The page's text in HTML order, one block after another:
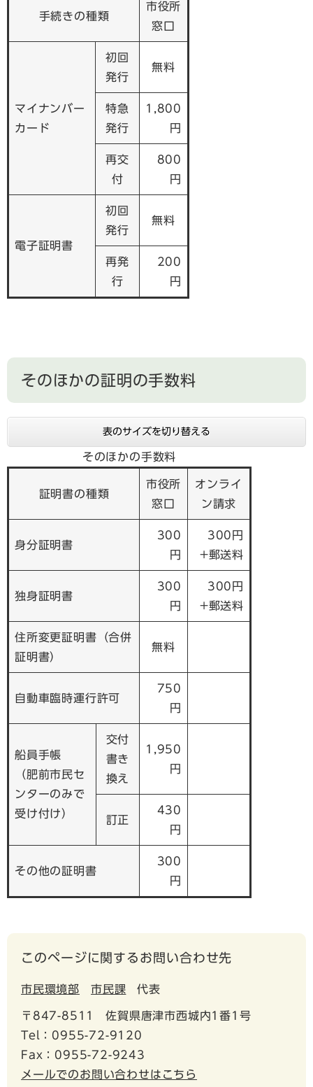
手続きの種類
市役所
窓口
マイナンバー
カード
初回
発行
無料
特急
発行
1,800
円
再交
付
800
円
電子証明書
初回
発行
無料
再発
行
200
円
そのほかの証明の手数料
表のサイズを切り替える
そのほかの手数料
証明書の種類
市役所
窓口
オンライ
ン請求
身分証明書
300
円
300円
+郵送料
独身証明書
300
円
300円
+郵送料
住所変更証明書（合併
証明書）
無料
自動車臨時運行許可
750
円
船員手帳
（肥前市民セ
ンターのみで
受け付け）
交付
書き
換え
1,950
円
訂正
430
円
その他の証明書
300
円
このページに関するお問い合わせ先
市民環境部 市民課 代表
〒847-8511
佐賀県唐津市西城内1番1号
Tel：0955-72-9120
Fax：0955-72-9243
メールでのお問い合わせはこちら